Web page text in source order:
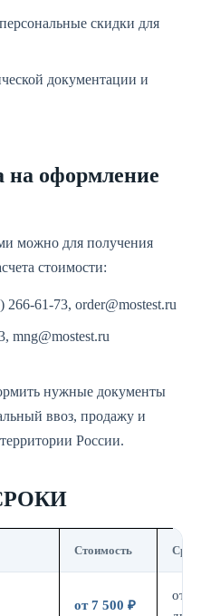
скидки для
документации и
на оформление
можно для получения
стоимости:
266-61-73, order@mostest.ru
mng@mostest.ru
нужные документы
ввоз, продажу и
России.
Стоимость Срок
от 7 500 ₽
от 7